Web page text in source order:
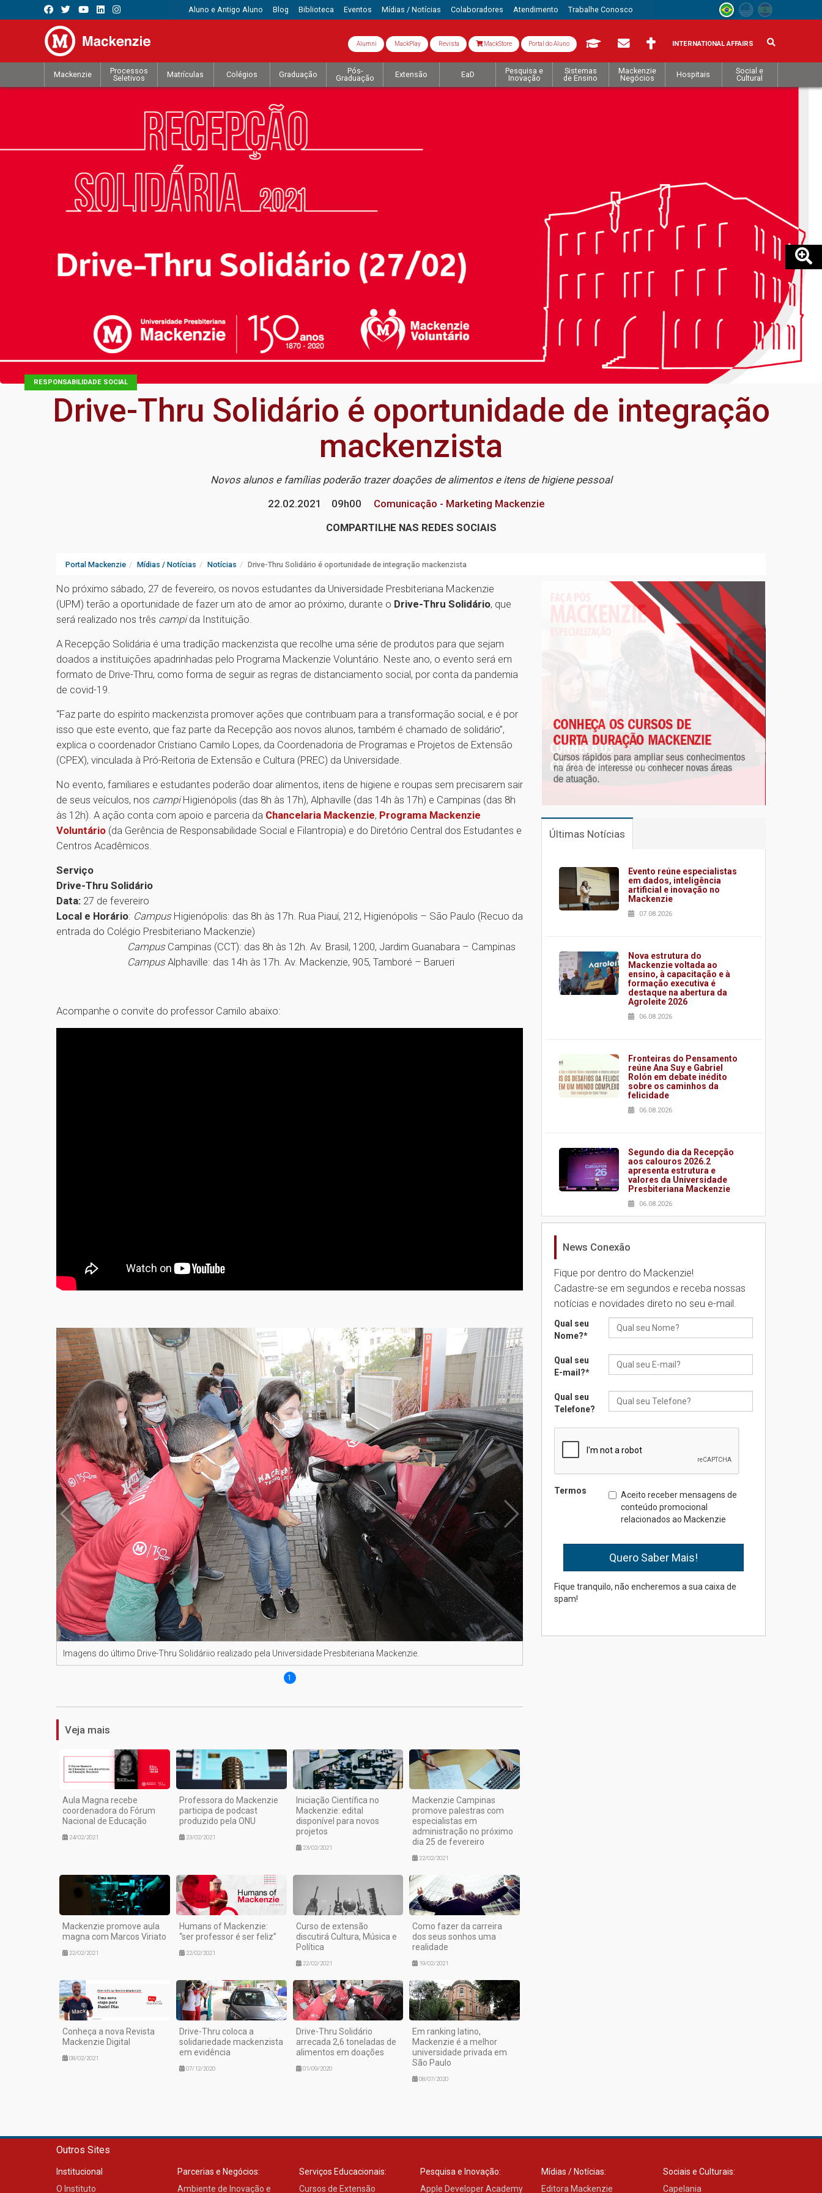
Aluno e Antigo Aluno Blog Biblioteca Eventos Mídias / Notícias Colaboradores Atendimento Trabalhe Conosco
Alumni MackPlay Revista MackStore Portal do Aluno INTERNATIONAL AFFAIRS
Mackenzie
Processos
Seletivos
Matrículas Colégios Graduação
Pós-
Graduação
Extensão EaD
Pesquisa e
Inovação
Sistemas
de Ensino
Mackenzie
Negócios
Hospitais
Social e
Cultural
RESPONSABILIDADE SOCIAL
Drive-Thru Solidário é oportunidade de integração
mackenzista
Novos alunos e famílias poderão trazer doações de alimentos e itens de higiene pessoal
22.02.2021
09h00
Comunicação - Marketing Mackenzie
COMPARTILHE NAS REDES SOCIAIS
Portal Mackenzie Mídias / Notícias Notícias Drive-Thru Solidário é oportunidade de integração mackenzista
No próximo sábado, 27 de fevereiro, os novos estudantes da Universidade Presbiteriana Mackenzie
(UPM) terão a oportunidade de fazer um ato de amor ao próximo, durante o Drive-Thru Solidário, que
será realizado nos três campida Instituição.
A Recepção Solidária é uma tradição mackenzista que recolhe uma série de produtos para que sejam
doados a instituições apadrinhadas pelo Programa Mackenzie Voluntário. Neste ano, o evento será em
formato de Drive-Thru, como forma de seguir as regras de distanciamento social, por conta da pandemia
de covid-19.
“Faz parte do espírito mackenzista promover ações que contribuam para a transformação social, e é por
isso que este evento, que faz parte da Recepção aos novos alunos, também é chamado de solidário”,
explica o coordenador Cristiano Camilo Lopes, da Coordenadoria de Programas e Projetos de Extensão
(CPEX), vinculada à Pró-Reitoria de Extensão e Cultura (PREC) da Universidade.
No evento, familiares e estudantes poderão doar alimentos, itens de higiene e roupas sem precisarem sair
de seus veículos, nos campiHigienópolis (das 8h às 17h), Alphaville (das 14h às 17h) e Campinas (das 8h
às 12h). A ação conta com apoio e parceria da Chancelaria Mackenzie, Programa Mackenzie
Voluntário (da Gerência de Responsabilidade Social e Filantropia) e do Diretório Central dos Estudantes e
Centros Acadêmicos.
Serviço
Drive-Thru Solidário
Data: 27 de fevereiro
Local e Horário: Campus Higienópolis: das 8h às 17h. Rua Piauí, 212, Higienópolis – São Paulo (Recuo da
entrada do Colégio Presbiteriano Mackenzie)
Campus Campinas (CCT): das 8h às 12h. Av. Brasil, 1200, Jardim Guanabara – Campinas
Campus Alphaville: das 14h às 17h. Av. Mackenzie, 905, Tamboré – Barueri
Acompanhe o convite do professor Camilo abaixo:
Imagens do último Drive-Thru Solidáriio realizado pela Universidade Presbiteriana Mackenzie.
1
Veja mais
Aula Magna recebe
coordenadora do Fórum
Nacional de Educação
24/02/2021
Professora do Mackenzie
participa de podcast
produzido pela ONU
23/02/2021
Iniciação Científica no
Mackenzie: edital
disponível para novos
projetos
23/02/2021
Mackenzie Campinas
promove palestras com
especialistas em
administração no próximo
dia 25 de fevereiro
22/02/2021
Mackenzie promove aula
magna com Marcos Viriato
22/02/2021
Humans of Mackenzie:
“ser professor é ser feliz”
22/02/2021
Curso de extensão
discutirá Cultura, Música e
Política
22/02/2021
Como fazer da carreira
dos seus sonhos uma
realidade
19/02/2021
Conheça a nova Revista
Mackenzie Digital
08/02/2021
Drive-Thru coloca a
solidariedade mackenzista
em evidência
07/12/2020
Drive-Thru Solidário
arrecada 2,6 toneladas de
alimentos em doações
01/09/2020
Em ranking latino,
Mackenzie é a melhor
universidade privada em
São Paulo
08/07/2020
Últimas Notícias
Evento reúne especialistas
em dados, inteligência
artificial e inovação no
Mackenzie
07.08.2026
Nova estrutura do
Mackenzie voltada ao
ensino, à capacitação e à
formação executiva é
destaque na abertura da
Agroleite 2026
06.08.2026
Fronteiras do Pensamento
reúne Ana Suy e Gabriel
Rolón em debate inédito
sobre os caminhos da
felicidade
06.08.2026
Segundo dia da Recepção
aos calouros 2026.2
apresenta estrutura e
valores da Universidade
Presbiteriana Mackenzie
06.08.2026
Nova apresentação do
brasileira
05.08.2026
Universidade Mackenzie
realizará nova edição da
05.08.2026
Seminário discute desafios
das novas tecnologias em
04.08.2026
Mackenzie recepciona os
calouros do segundo
semestre de 2026
04.08.2026
Brasília prepara seus
estudantes para o PAS antes
mesmo do Ensino Médio
News Conexão
Fique por dentro do Mackenzie!
Cadastre-se em segundos e receba nossas
notícias e novidades direto no seu e-mail.
Qual seu
Nome?*
Qual seu
E-mail?*
Qual seu
Telefone?
Termos
Aceito receber mensagens de
conteúdo promocional
relacionados ao Mackenzie
Fique tranquilo, não encheremos a sua caixa de
spam!
Outros Sites
Institucional
O Instituto
Parcerias e Negócios:
Ambiente de Inovação e
Serviços Educacionais:
Cursos de Extensão
Pesquisa e Inovação:
Apple Developer Academy
Mídias / Notícias:
Editora Mackenzie
Sociais e Culturais:
Capelania